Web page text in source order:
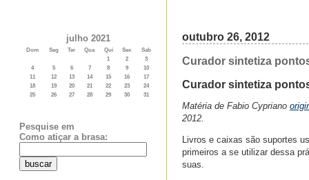
julho 2021
Dom Seg Ter Qua Qui Sex
Sab
1
2
3
4
5 6 7 8 9
10
11
12 13 14 15 16
17
18
19 20 21 22 23
24
25
26 27 28 29 30 31
Pesquise em
Como atiçar a brasa:
outubro 26, 2012
Curador sintetiza
Curador sintetiza
Matéria de Fabio Cypriano
2012.
Livros e caixas são suportes
primeiros a se utilizar dessa
suas.